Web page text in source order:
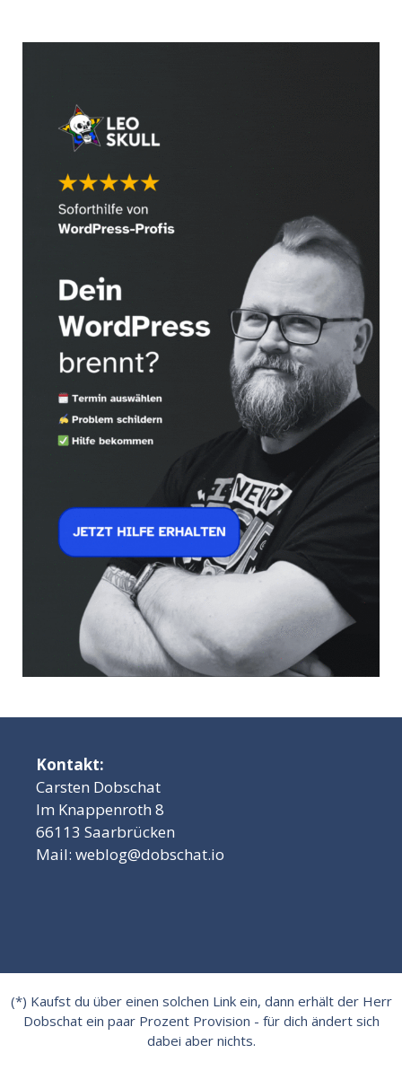
Kontakt:
Carsten Dobschat
Im Knappenroth 8
66113 Saarbrücken
Mail: weblog@dobschat.io
(*) Kaufst du über einen solchen Link ein, dann erhält der Herr
Dobschat ein paar Prozent Provision - für dich ändert sich
dabei aber nichts.